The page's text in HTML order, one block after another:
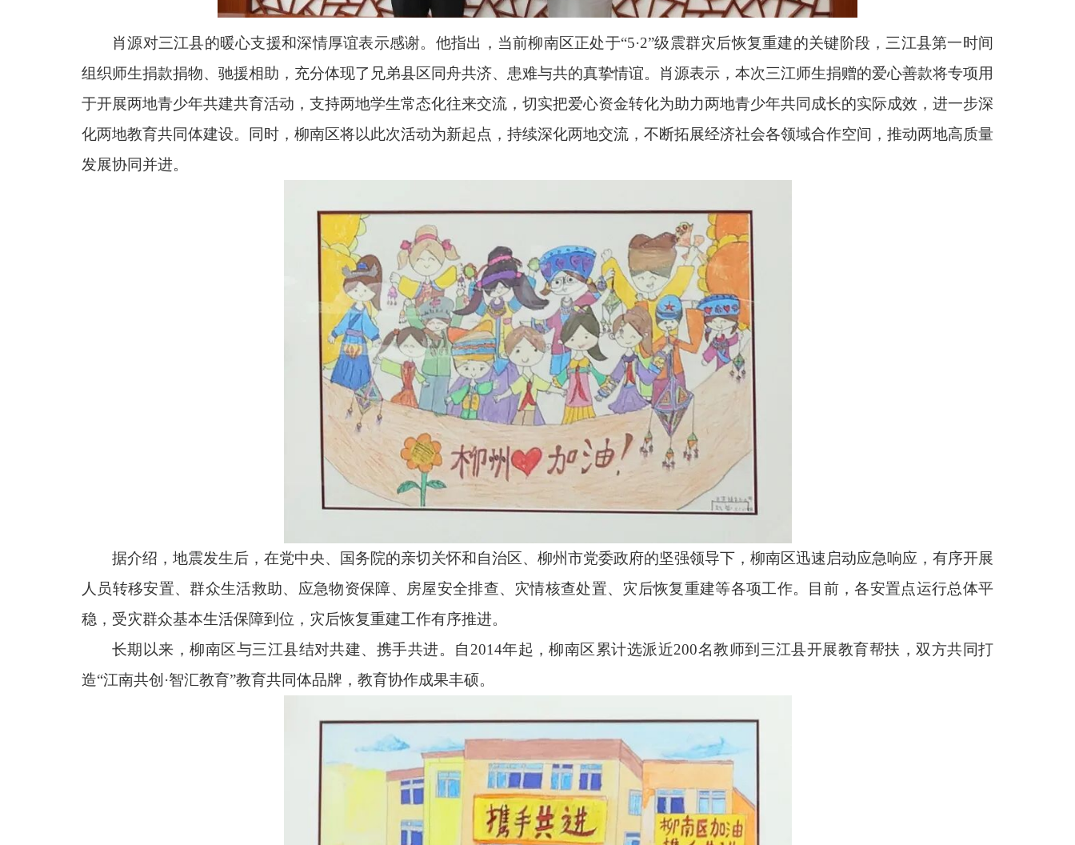
肖源对三江县的暖心支援和深情厚谊表示感谢。他指出，当前柳南区正处于“5·2”级震群灾后恢复重建的关键阶段，三江县第一时间
组织师生捐款捐物、驰援相助，充分体现了兄弟县区同舟共济、患难与共的真挚情谊。肖源表示，本次三江师生捐赠的爱心善款将专项用
于开展两地青少年共建共育活动，支持两地学生常态化往来交流，切实把爱心资金转化为助力两地青少年共同成长的实际成效，进一步深
化两地教育共同体建设。同时，柳南区将以此次活动为新起点，持续深化两地交流，不断拓展经济社会各领域合作空间，推动两地高质量
发展协同并进。
据介绍，地震发生后，在党中央、国务院的亲切关怀和自治区、柳州市党委政府的坚强领导下，柳南区迅速启动应急响应，有序开展
人员转移安置、群众生活救助、应急物资保障、房屋安全排查、灾情核查处置、灾后恢复重建等各项工作。目前，各安置点运行总体平
稳，受灾群众基本生活保障到位，灾后恢复重建工作有序推进。
长期以来，柳南区与三江县结对共建、携手共进。自2014年起，柳南区累计选派近200名教师到三江县开展教育帮扶，双方共同打
造“江南共创·智汇教育”教育共同体品牌，教育协作成果丰硕。